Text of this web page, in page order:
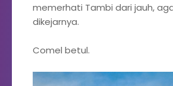
memerhati Tambi dari jauh,
dikejarnya.
Comel betul.